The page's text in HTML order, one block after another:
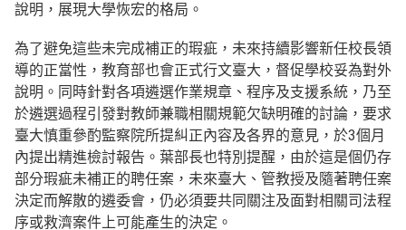
說明，展現大學恢宏的格局。
為了避免這些未完成補正的瑕疵，未來持續影響新任校長領
導的正當性，教育部也會正式行文臺大，督促學校妥為對外
說明。同時針對各項遴選作業規章、程序及支援系統，乃至
於遴選過程引發對教師兼職相關規範欠缺明確的討論，要求
臺大慎重參酌監察院所提糾正內容及各界的意見，於3個月
內提出精進檢討報告。葉部長也特別提醒，由於這是個仍存
部分瑕疵未補正的聘任案，未來臺大、管教授及隨著聘任案
決定而解散的遴委會，仍必須要共同關注及面對相關司法程
序或救濟案件上可能產生的決定。